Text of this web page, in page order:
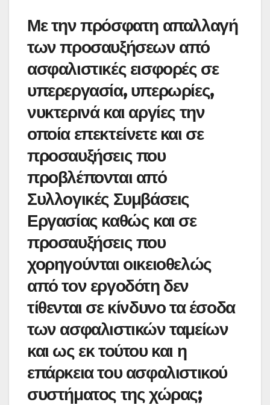
Με την πρόσφατη απαλλαγή
των προσαυξήσεων από
ασφαλιστικές εισφορές σε
υπερεργασία, υπερωρίες,
νυκτερινά και αργίες την
οποία επεκτείνετε και σε
προσαυξήσεις που
προβλέπονται από
Συλλογικές Συμβάσεις
Εργασίας καθώς και σε
προσαυξήσεις που
χορηγούνται οικειοθελώς
από τον εργοδότη δεν
τίθενται σε κίνδυνο τα έσοδα
των ασφαλιστικών ταμείων
και ως εκ τούτου και η
επάρκεια του ασφαλιστικού
συστήματος της χώρας;